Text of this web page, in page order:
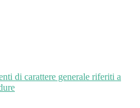
di carattere generale riferiti a